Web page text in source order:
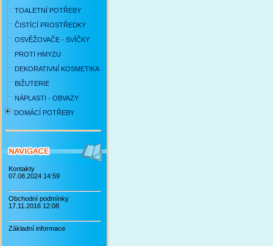
TOALETNÍ POTŘEBY
ČISTÍCÍ PROSTŘEDKY
OSVĚŽOVAČE - SVÍČKY
PROTI HMYZU
DEKORATIVNÍ KOSMETIKA
BIŽUTERIE
NÁPLASTI - OBVAZY
DOMÁCÍ POTŘEBY
Kontakty
07.08.2024 14:59
Obchodní podmínky
17.11.2016 12:08
Základní informace